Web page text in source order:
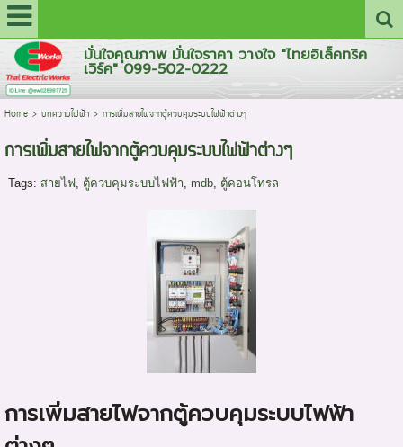
มั่นใจคุณภาพ มั่นใจราคา วางใจ "ไทยอิเล็คทริค
เวิร์ค" 099-502-0222
Home> บทความไฟฟ้า> การเพิ่มสายไฟจากตู้ควบคุมระบบไฟฟ้าต่างๆ
การเพิ่มสายไฟจากตู้ควบคุมระบบไฟฟ้าต่างๆ
Tags: สายไฟ, ตู้ควบคุมระบบไฟฟ้า, mdb, ตู้คอนโทรล
การเพิ่มสายไฟจากตู้ควบคุมระบบไฟฟ้า